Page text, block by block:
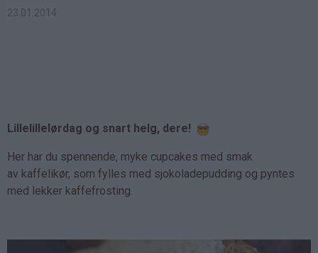
23.01.2014
Lillelillelørdag og snart helg, dere!
Her har du spennende, myke cupcakes med smak
av kaffelikør, som fylles med sjokoladepudding og pyntes
med lekker kaffefrosting.